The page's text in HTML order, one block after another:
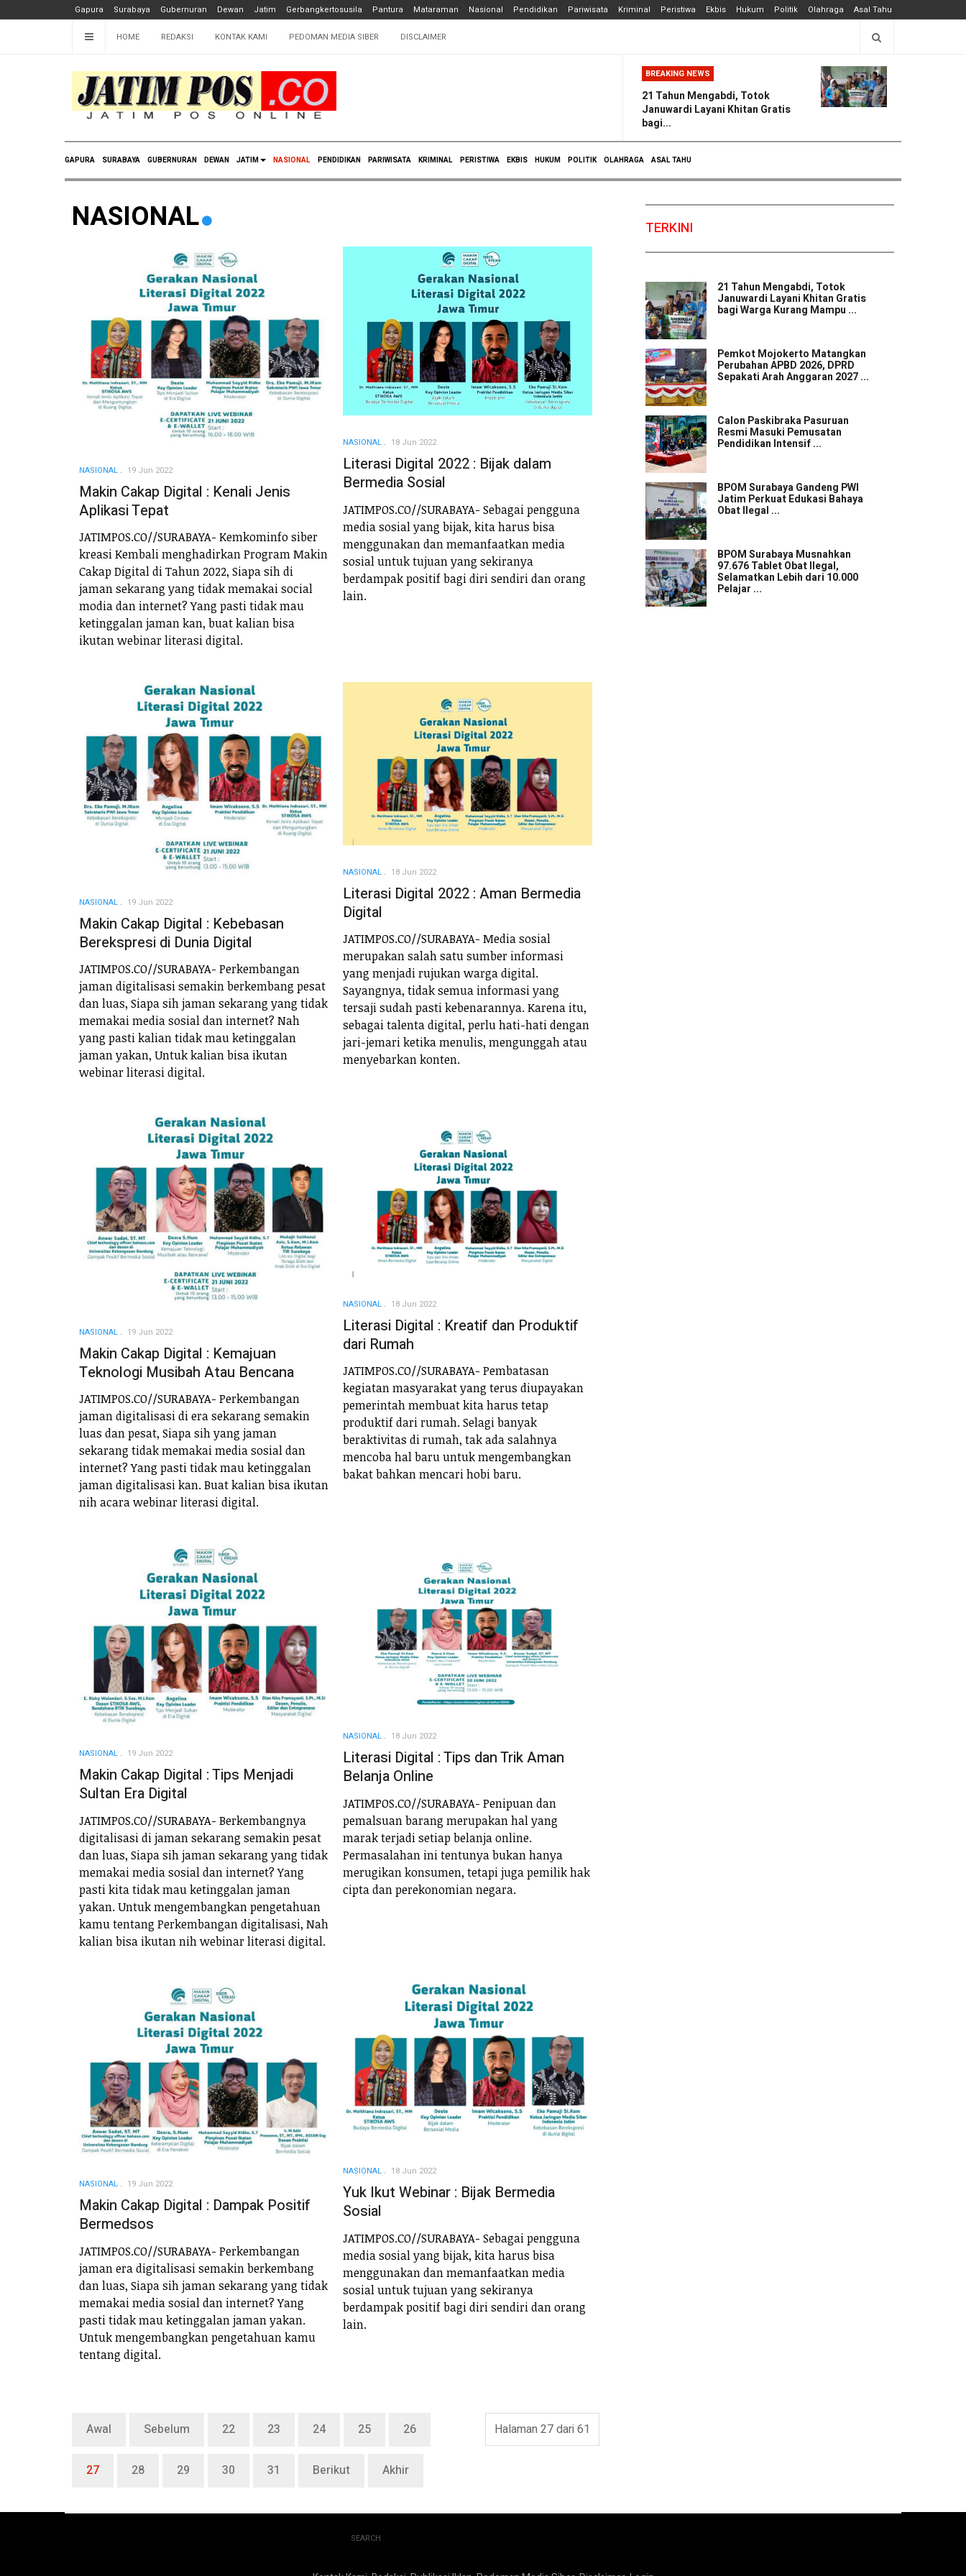
Gapura Surabaya Gubernuran Dewan Jatim Gerbangkertosusila Pantura Mataraman Nasional Pendidikan Pariwisata Kriminal Peristiwa Ekbis Hukum Politik Olahraga Asal Tahu
HOME REDAKSI KONTAK KAMI PEDOMAN MEDIA SIBER DISCLAIMER
BREAKING NEWS
21 Tahun Mengabdi, Totok
Januwardi Layani Khitan Gratis
bagi...
GAPURA SURABAYA GUBERNURAN DEWAN JATIM NASIONAL PENDIDIKAN PARIWISATA KRIMINAL PERISTIWA EKBIS HUKUM POLITIK OLAHRAGA ASAL TAHU
NASIONAL
NASIONAL 19 Jun 2022
Makin Cakap Digital : Kenali Jenis
Aplikasi Tepat
JATIMPOS.CO//SURABAYA- Kemkominfo siber
kreasi Kembali menghadirkan Program Makin
Cakap Digital di Tahun 2022, Siapa sih di
jaman sekarang yang tidak memakai social
modia dan internet? Yang pasti tidak mau
ketinggalan jaman kan, buat kalian bisa
ikutan webinar literasi digital.
NASIONAL 18 Jun 2022
Literasi Digital 2022 : Bijak dalam
Bermedia Sosial
JATIMPOS.CO//SURABAYA- Sebagai pengguna
media sosial yang bijak, kita harus bisa
menggunakan dan memanfaatkan media
sosial untuk tujuan yang sekiranya
berdampak positif bagi diri sendiri dan orang
lain.
NASIONAL 19 Jun 2022
Makin Cakap Digital : Kebebasan
Berekspresi di Dunia Digital
JATIMPOS.CO//SURABAYA- Perkembangan
jaman digitalisasi semakin berkembang pesat
dan luas, Siapa sih jaman sekarang yang tidak
memakai media sosial dan internet? Nah
yang pasti kalian tidak mau ketinggalan
jaman yakan, Untuk kalian bisa ikutan
webinar literasi digital.
NASIONAL 18 Jun 2022
Literasi Digital 2022 : Aman Bermedia
Digital
JATIMPOS.CO//SURABAYA- Media sosial
merupakan salah satu sumber informasi
yang menjadi rujukan warga digital.
Sayangnya, tidak semua informasi yang
tersaji sudah pasti kebenarannya. Karena itu,
sebagai talenta digital, perlu hati-hati dengan
jari-jemari ketika menulis, mengunggah atau
menyebarkan konten.
NASIONAL 19 Jun 2022
Makin Cakap Digital : Kemajuan
Teknologi Musibah Atau Bencana
JATIMPOS.CO//SURABAYA- Perkembangan
jaman digitalisasi di era sekarang semakin
luas dan pesat, Siapa sih yang jaman
sekarang tidak memakai media sosial dan
internet? Yang pasti tidak mau ketinggalan
jaman digitalisasi kan. Buat kalian bisa ikutan
nih acara webinar literasi digital.
NASIONAL 18 Jun 2022
Literasi Digital : Kreatif dan Produktif
dari Rumah
JATIMPOS.CO//SURABAYA- Pembatasan
kegiatan masyarakat yang terus diupayakan
pemerintah membuat kita harus tetap
produktif dari rumah. Selagi banyak
beraktivitas di rumah, tak ada salahnya
mencoba hal baru untuk mengembangkan
bakat bahkan mencari hobi baru.
NASIONAL 19 Jun 2022
Makin Cakap Digital : Tips Menjadi
Sultan Era Digital
JATIMPOS.CO//SURABAYA- Berkembangnya
digitalisasi di jaman sekarang semakin pesat
dan luas, Siapa sih jaman sekarang yang tidak
memakai media sosial dan internet? Yang
pasti kita tidak mau ketinggalan jaman
yakan. Untuk mengembangkan pengetahuan
kamu tentang Perkembangan digitalisasi, Nah
kalian bisa ikutan nih webinar literasi digital.
NASIONAL 18 Jun 2022
Literasi Digital : Tips dan Trik Aman
Belanja Online
JATIMPOS.CO//SURABAYA- Penipuan dan
pemalsuan barang merupakan hal yang
marak terjadi setiap belanja online.
Permasalahan ini tentunya bukan hanya
merugikan konsumen, tetapi juga pemilik hak
cipta dan perekonomian negara.
NASIONAL 19 Jun 2022
Makin Cakap Digital : Dampak Positif
Bermedsos
JATIMPOS.CO//SURABAYA- Perkembangan
jaman era digitalisasi semakin berkembang
dan luas, Siapa sih jaman sekarang yang tidak
memakai media sosial dan internet? Yang
pasti tidak mau ketinggalan jaman yakan.
Untuk mengembangkan pengetahuan kamu
tentang digital.
NASIONAL 18 Jun 2022
Yuk Ikut Webinar : Bijak Bermedia
Sosial
JATIMPOS.CO//SURABAYA- Sebagai pengguna
media sosial yang bijak, kita harus bisa
menggunakan dan memanfaatkan media
sosial untuk tujuan yang sekiranya
berdampak positif bagi diri sendiri dan orang
lain.
Halaman 27 dari 61
Awal Sebelum 22 23 24 25 26
27 28 29 30 31 Berikut Akhir
TERKINI
21 Tahun Mengabdi, Totok
Januwardi Layani Khitan Gratis
bagi Warga Kurang Mampu ...
Pemkot Mojokerto Matangkan
Perubahan APBD 2026, DPRD
Sepakati Arah Anggaran 2027 ...
Calon Paskibraka Pasuruan
Resmi Masuki Pemusatan
Pendidikan Intensif ...
BPOM Surabaya Gandeng PWI
Jatim Perkuat Edukasi Bahaya
Obat Ilegal ...
BPOM Surabaya Musnahkan
97.676 Tablet Obat Ilegal,
Selamatkan Lebih dari 10.000
Pelajar ...
SEARCH